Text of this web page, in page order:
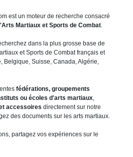
est un moteur de recherche consacré
Martiaux et Sports de Combat.
dans la plus grosse base de
et Sports de Combat français et
Belgique, Suisse, Canada, Algérie,
fédérations, groupements
ou écoles d'arts martiaux,
accessoires directement sur notre
des documents sur les arts martiaux.
partagez vos expériences sur le